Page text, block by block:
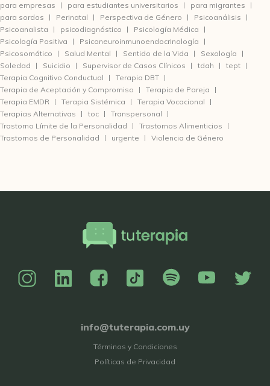
para empresas
para estudiantes universitarios
para migrantes
para sordos
Perinatal Perspectiva de Género
Psicoanálisis
Psicoanalista
psicodiagnóstico
Psicología Médica
Psicología Positiva
Psiconeuroinmunoendocrinología
Psicosomático
Salud Mental Sentido de la Vida
Sexología
Soledad
Suicidio Supervisor de Casos Clínicos tdah
tept
Terapia Cognitivo Conductual
Terapia DBT
Terapia de Aceptación y Compromiso
Terapia de Pareja
Terapia EMDR
Terapia Sistémica
Terapia Vocacional
Terapias Alternativas
toc
Transpersonal
Trastorno Límite de la Personalidad
Trastornos Alimenticios
Trastornos de Personalidad
urgente Violencia de Género
info@tuterapia.com.uy
Términos y Condiciones
Políticas de Privacidad